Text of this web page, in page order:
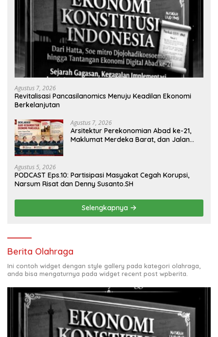
Agustus 7, 2026
Revitalisasi Pancasilanomics Menuju Keadilan Ekonomi
Berkelanjutan
Agustus 7, 2026
Arsitektur Perekonomian Abad ke-21,
Maklumat Merdeka Barat, dan Jalan
Agustus 5, 2026
PODCAST Eps.10: Partisipasi Masyakat Cegah Korupsi,
Narsum Risat dan Denny Susanto.SH
Selengkapnya
Berita Olahraga
Ini contoh widget dengan style gallery pada kategori olahraga,
anda bisa mengaturnya pada widget recent post wpberita.